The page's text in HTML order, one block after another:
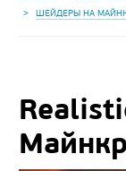
ШЕЙДЕРЫ НА